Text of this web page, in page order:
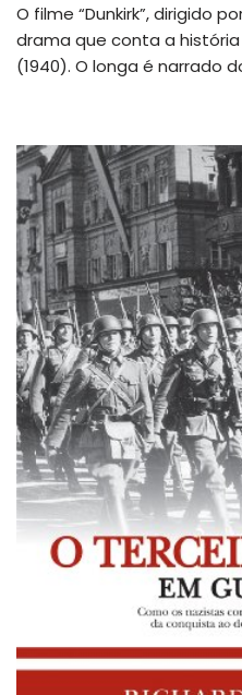
O filme “Dunkirk”, dirigido
drama que conta a
(1940). O longa é narrado